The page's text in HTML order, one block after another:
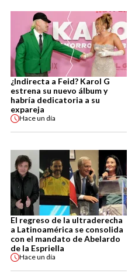
¿Indirecta a Feid? Karol G
estrena su nuevo álbum y
habría dedicatoria a su
expareja
Haceun día
El regreso de la ultraderecha
a Latinoamérica se consolida
con el mandato de Abelardo
de la Espriella
Haceun día